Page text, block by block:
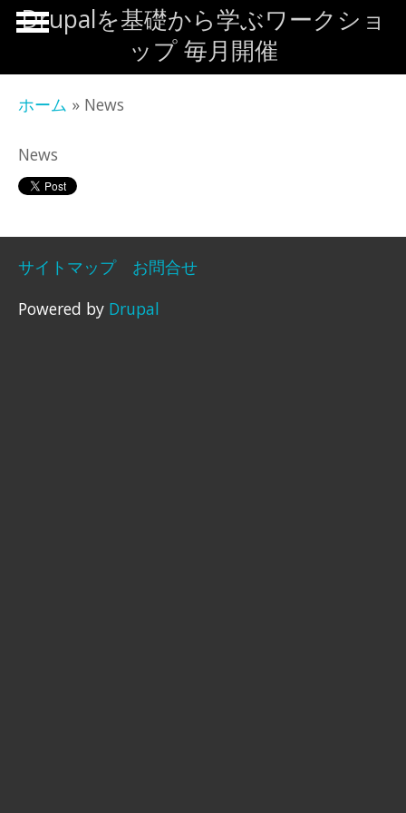
メインコンテンツに移動
Drupalを基礎から学ぶワークショ
ップ 毎月開催
ホーム » News
News
サイトマップ
お問合せ
Powered by Drupal